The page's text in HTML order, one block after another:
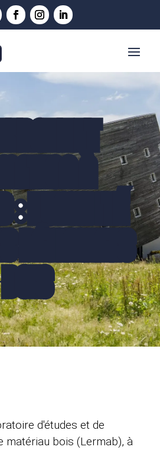
: HUMIDITÉ
d'études et de
matériau bois (Lermab), à